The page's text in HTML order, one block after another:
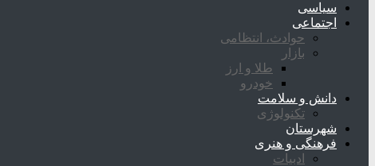
سیاسی
اجتماعی
حوادث، انتظامی
بازار
طلا و ارز
خودرو
دانش و سلامت
تکنولوژی
شهرستان
فرهنگی و هنری
ادبیات